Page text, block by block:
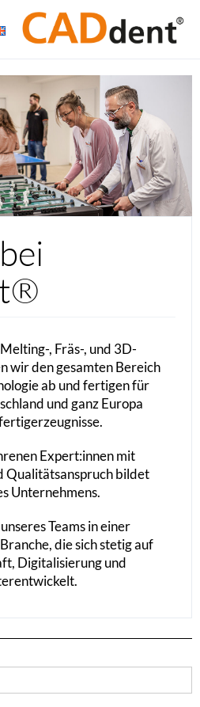
, Fräs-, und 3D-
wir den gesamten Bereich
ab und fertigen für
und ganz Europa
Expert:innen mit
Qualitätsanspruch bildet
Unternehmens.
Teams in einer
die sich stetig auf
Digitalisierung und